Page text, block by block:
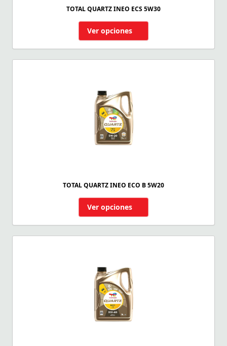
TOTAL QUARTZ INEO ECS 5W30
Ver opciones
TOTAL QUARTZ INEO ECO B 5W20
Ver opciones